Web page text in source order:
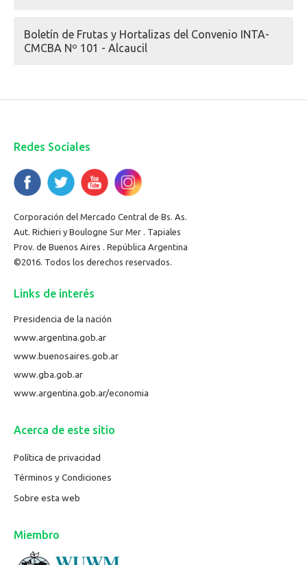
Boletín de Frutas y Hortalizas del Convenio INTA-
CMCBA Nº 101 - Alcaucil
Redes Sociales
Corporación del Mercado Central de Bs. As.
Aut. Richieri y Boulogne Sur Mer . Tapiales
Prov. de Buenos Aires . República Argentina
©2016. Todos los derechos reservados.
Links de interés
Presidencia de la nación
www.argentina.gob.ar
www.buenosaires.gob.ar
www.gba.gob.ar
www.argentina.gob.ar/economia
Acerca de este sitio
Política de privacidad
Términos y Condiciones
Sobre esta web
Miembro